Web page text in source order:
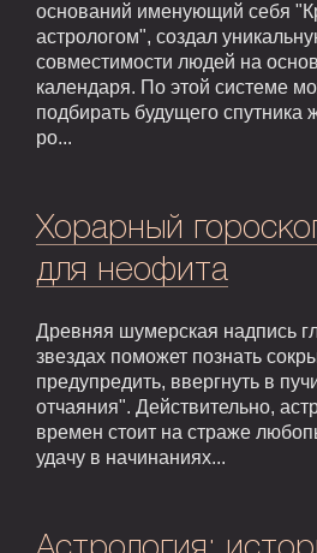
оснований именующий себя
астрологом", создал
совместимости людей на
календаря. По этой системе
подбирать будущего спутника
ро...
Хорарный
для неофита
Древняя шумерская надпись
звездах поможет познать
предупредить, ввергнуть в
отчаяния". Действительно,
времен стоит на страже
удачу в начинаниях...